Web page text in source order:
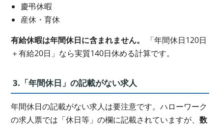
慶弔休暇
産休・育休
有給休暇は年間休日に含まれません。
「年間休日120日
＋有給20日」なら実質140日休める計算です。
3.「年間休日」の記載がない求人
年間休日の記載がない求人は要注意です。ハローワーク
の求人票では「休日等」の欄に記載されていますが、数